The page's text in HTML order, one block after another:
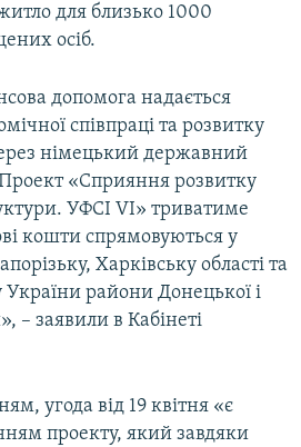
для близько 1000
осіб.
допомога надається
співпраці та розвитку
німецький державний
«Сприяння розвитку
УФСІ VI» триватиме
кошти спрямовуються у
Харківську області та
України райони Донецької і
– заявили в Кабінеті
угода від 19 квітня «є
проекту, який завдяки